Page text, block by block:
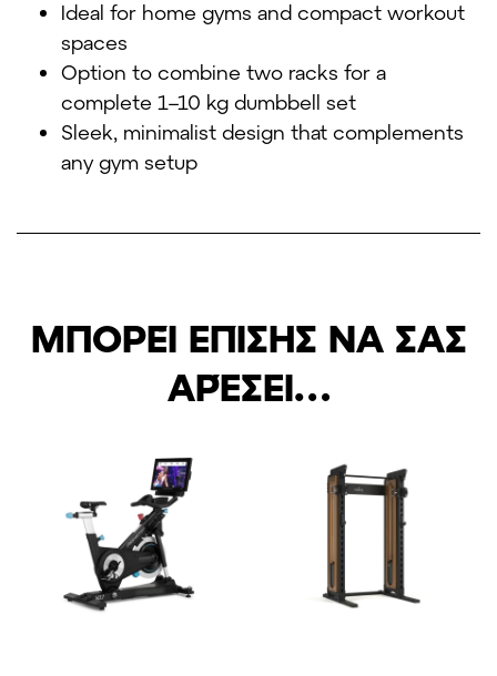
Ideal for home gyms and compact workout
spaces
Option to combine two racks for a
complete 1–10 kg dumbbell set
Sleek, minimalist design that complements
any gym setup
ΜΠΟΡΕΊ ΕΠΊΣΗΣ ΝΑ ΣΑΣ
ΑΡΈΣΕΙ…